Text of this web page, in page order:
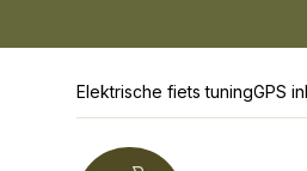
Elektrische fiets tuningGPS